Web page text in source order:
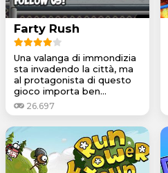
Farty Rush
Una valanga di immondizia
sta invadendo la città, ma
al protagonista di questo
gioco importa ben...
26.697